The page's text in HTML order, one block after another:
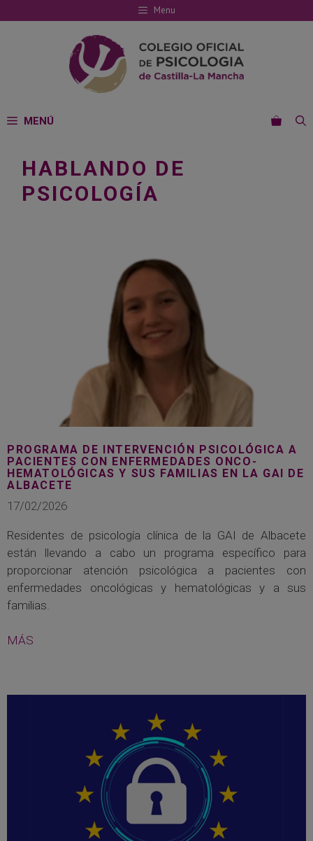
al
Menu
MENÚ
HABLANDO DE
PSICOLOGÍA
PROGRAMA DE INTERVENCIÓN PSICOLÓGICA A
PACIENTES CON ENFERMEDADES ONCO-
HEMATOLÓGICAS Y SUS FAMILIAS EN LA GAI DE
ALBACETE
17/02/2026
Residentes de psicología clínica de la GAI de Albacete
están llevando a cabo un programa específico para
proporcionar atención psicológica a pacientes con
enfermedades oncológicas y hematológicas y a sus
familias.
MÁS